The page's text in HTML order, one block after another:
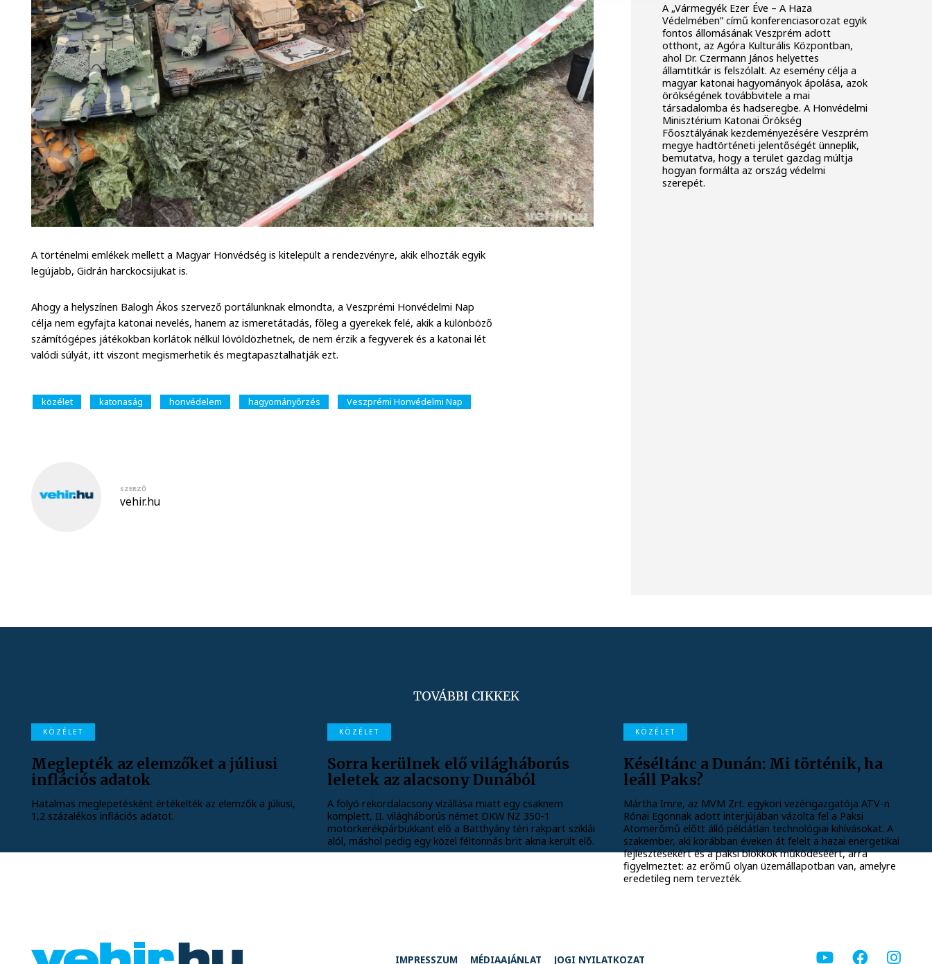
A történelmi emlékek mellett a Magyar Honvédség is kitelepült a rendezvényre, akik elhozták egyik
legújabb, Gidrán harckocsijukat is.
Ahogy a helyszínen Balogh Ákos szervező portálunknak elmondta, a Veszprémi Honvédelmi Nap
célja nem egyfajta katonai nevelés, hanem az ismeretátadás, főleg a gyerekek felé, akik a különböző
számítógépes játékokban korlátok nélkül lövöldözhetnek, de nem érzik a fegyverek és a katonai lét
valódi súlyát, itt viszont megismerhetik és megtapasztalhatják ezt.
közélet katonaság honvédelem hagyományőrzés Veszprémi Honvédelmi Nap
SZERZŐ
vehir.hu
A „Vármegyék Ezer Éve – A Haza
Védelmében” című konferenciasorozat egyik
fontos állomásának Veszprém adott
otthont, az Agóra Kulturális Központban,
ahol Dr. Czermann János helyettes
államtitkár is felszólalt. Az esemény célja a
magyar katonai hagyományok ápolása, azok
örökségének továbbvitele a mai
társadalomba és hadseregbe. A Honvédelmi
Minisztérium Katonai Örökség
Főosztályának kezdeményezésére Veszprém
megye hadtörténeti jelentőségét ünneplik,
bemutatva, hogy a terület gazdag múltja
hogyan formálta az ország védelmi
szerepét.
TOVÁBBI CIKKEK
KÖZÉLET
Meglepték az elemzőket a júliusi
inflációs adatok
Hatalmas meglepetésként értékelték az elemzők a júliusi,
1,2 százalékos inflációs adatot.
KÖZÉLET
Sorra kerülnek elő világháborús
leletek az alacsony Dunából
A folyó rekordalacsony vízállása miatt egy csaknem
komplett, II. világháborús német DKW NZ 350-1
motorkerékpárbukkant elő a Batthyány téri rakpart sziklái
alól, máshol pedig egy közel féltonnás brit akna került elő.
KÖZÉLET
Késéltánc a Dunán: Mi történik, ha
leáll Paks?
Mártha Imre, az MVM Zrt. egykori vezérigazgatója ATV-n
Rónai Egonnak adott interjújában vázolta fel a Paksi
Atomerőmű előtt álló példátlan technológiai kihívásokat. A
szakember, aki korábban éveken át felelt a hazai energetikai
fejlesztésekért és a paksi blokkok működéséért, arra
figyelmeztet: az erőmű olyan üzemállapotban van, amelyre
eredetileg nem tervezték.
IMPRESSZUM MÉDIAAJÁNLAT JOGI NYILATKOZAT